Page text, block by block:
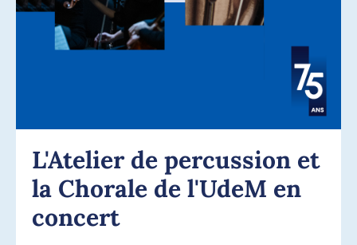
L'Atelier de percussion et
la Chorale de l'UdeM en
concert